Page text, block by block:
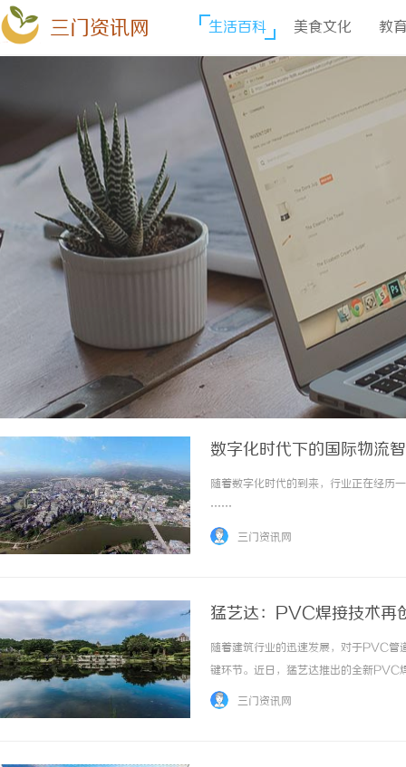
三门资讯网 生活百科 美食文化 教
数字化时代下的国际物流
随着数字化时代的到来，行业正在经历
……
三门资讯网
猛艺达：PVC焊接技术再
随着建筑行业的迅速发展，对于PVC
键环节。近日，猛艺达推出的全新
三门资讯网